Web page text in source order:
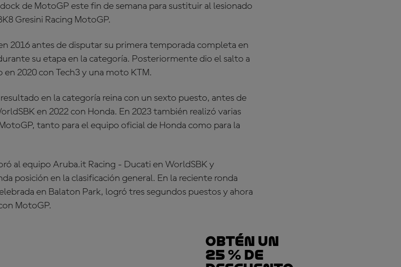
de MotoGP este fin de semana para sustituir al lesionado
Gresini Racing MotoGP.
2016 antes de disputar su primera temporada completa en
su etapa en la categoría. Posteriormente dio el salto a
2020 con Tech3 y una moto KTM.
en la categoría reina con un sexto puesto, antes de
en 2022 con Honda. En 2023 también realizó varias
tanto para el equipo oficial de Honda como para la
al equipo Aruba.it Racing - Ducati en WorldSBK y
posición en la clasificación general. En la reciente ronda
en Balaton Park, logró tres segundos puestos y ahora
MotoGP.
Obtén un
25 % de